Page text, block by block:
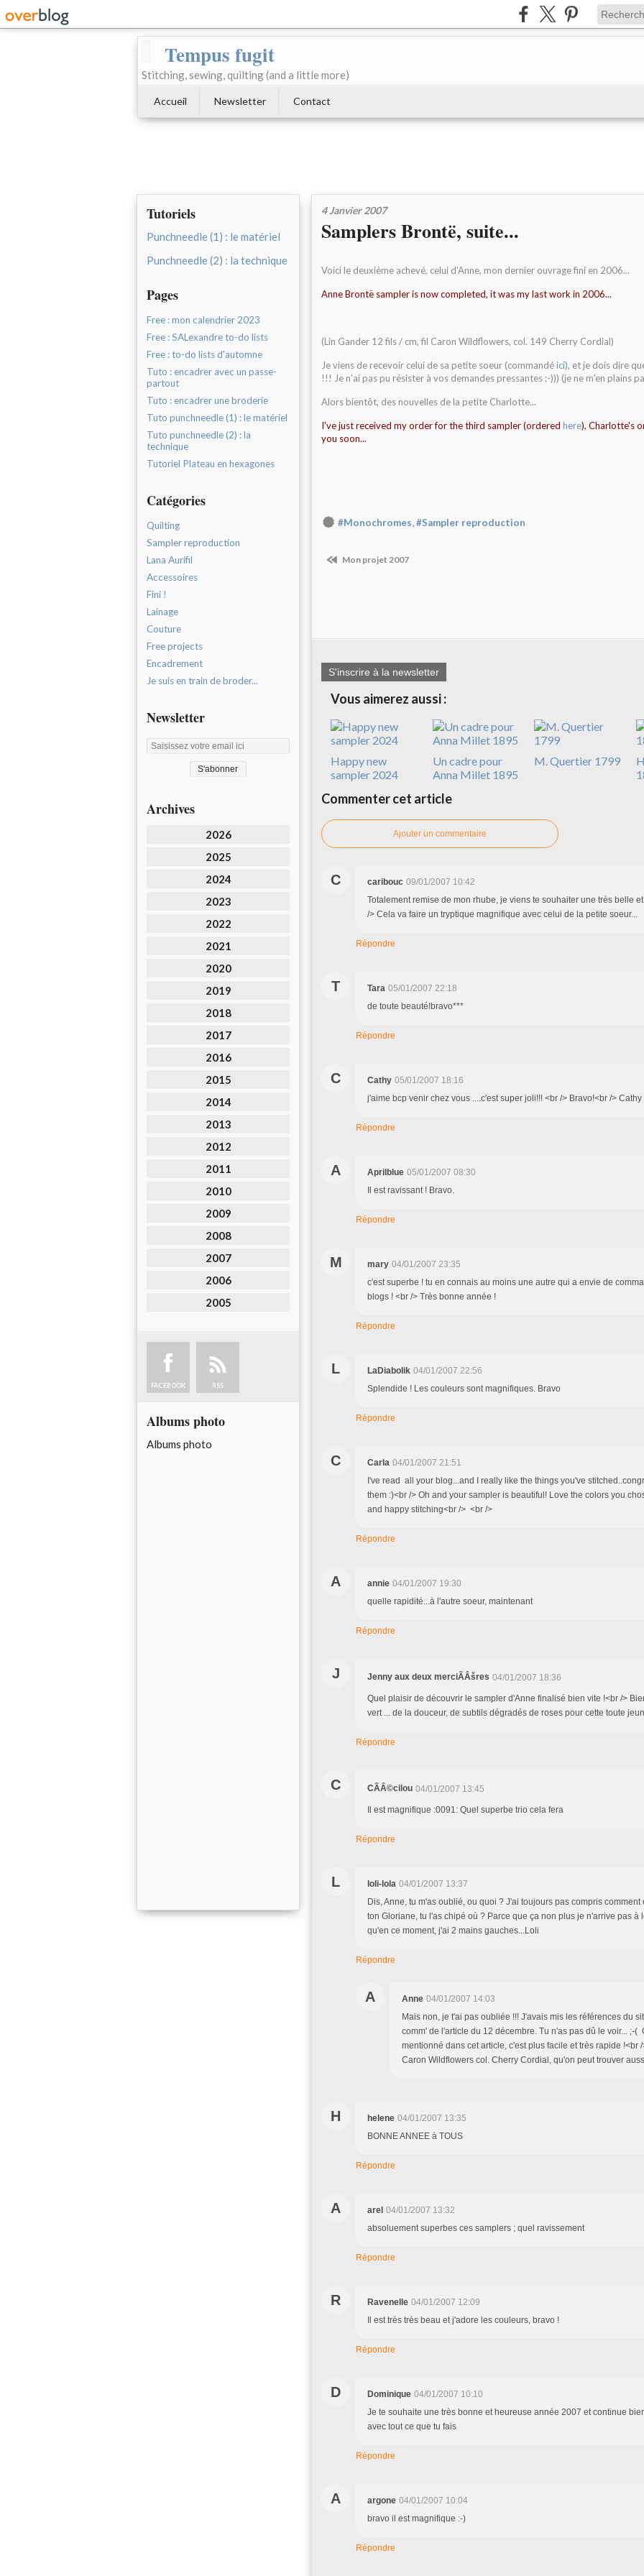
Tempus fugit
Stitching, sewing, quilting (and a little more)
Accueil Newsletter Contact
Tutoriels
Punchneedle (1) : le matériel
Punchneedle (2) : la technique
Pages
Free : mon calendrier 2023
Free : SALexandre to-do lists
Free : to-do lists d'automne
Tuto : encadrer avec un passe-
partout
Tuto : encadrer une broderie
Tuto punchneedle (1) : le matériel
Tuto punchneedle (2) : la
technique
Tutoriel Plateau en hexagones
Catégories
Quilting
Sampler reproduction
Lana Aurifil
Accessoires
Fini !
Lainage
Couture
Free projects
Encadrement
Je suis en train de broder...
Newsletter
Archives
2026
2025
2024
2023
2022
2021
2020
2019
2018
2017
2016
2015
2014
2013
2012
2011
2010
2009
2008
2007
2006
2005
FACEBOOK RSS
Albums photo
Albums photo
4 Janvier 2007
Samplers Brontë, suite...
Voici le deuxième achevé, celui d'Anne, mon dernier ouvrage fini en 2006...
Anne Brontë sampler is now completed, it was my last work in 2006...
(Lin Gander 12 fils / cm, fil Caron Wildflowers, col. 149 Cherry Cordial)
Je viens de recevoir celui de sa petite soeur (commandéici), et je dois dire
!!! Je n'ai pas pu résister à vos demandes pressantes ;-))) (je ne m'en plains
Alors bientôt, des nouvelles de la petite Charlotte...
I've just received my order for the third sampler (ordered here), Charlotte's
you soon...
#Monochromes,#Sampler reproduction
Mon projet 2007
S'inscrire à la newsletter
Vous aimerez aussi :
Happy new
sampler 2024
Un cadre pour
Anna Millet 1895
M. Quertier 1799
Commenter cet article
Ajouter un commentaire
C caribouc 09/01/2007 10:42
Totalement remise de mon rhube, je viens te souhaiter une très belle
/> Cela va faire un tryptique magnifique avec celui de la petite soeur...
Répondre
T Tara 05/01/2007 22:18
de toute beauté!bravo***
Répondre
C Cathy 05/01/2007 18:16
j'aime bcp venir chez vous ....c'est super joli!!! <br /> Bravo!<br /> Cathy
Répondre
A Aprilblue 05/01/2007 08:30
Il est ravissant ! Bravo.
Répondre
M mary 04/01/2007 23:35
c'est superbe ! tu en connais au moins une autre qui a envie de
blogs ! <br /> Très bonne année !
Répondre
L LaDiabolik 04/01/2007 22:56
Splendide ! Les couleurs sont magnifiques. Bravo
Répondre
C Carla 04/01/2007 21:51
I've read all your blog...and I really like the things you've
them :)<br /> Oh and your sampler is beautiful! Love the colors you
and happy stitching<br /> <br />
Répondre
A annie 04/01/2007 19:30
quelle rapidité...à l'autre soeur, maintenant
Répondre
J Jenny aux deux merciÃÂšres 04/01/2007 18:36
Quel plaisir de découvrir le sampler d'Anne finalisé bien vite !<br />
vert ... de la douceur, de subtils dégradés de roses pour cette toute
Répondre
C CÃÂ©cilou 04/01/2007 13:45
Il est magnifique :0091: Quel superbe trio cela fera
Répondre
L loli-lola 04/01/2007 13:37
Dis, Anne, tu m'as oublié, ou quoi ? J'ai toujours pas compris comment
ton Gloriane, tu l'as chipé où ? Parce que ça non plus je n'arrive pas à
qu'en ce moment, j'ai 2 mains gauches...Loli
Répondre
A Anne 04/01/2007 14:03
Mais non, je t'ai pas oubliée !!! J'avais mis les références du
comm' de l'article du 12 décembre. Tu n'as pas dû le voir... ;-(
mentionné dans cet article, c'est plus facile et très rapide !<br
Caron Wildflowers col. Cherry Cordial, qu'on peut trouver
H helene 04/01/2007 13:35
BONNE ANNEE à TOUS
Répondre
A arel 04/01/2007 13:32
absoluement superbes ces samplers ; quel ravissement
Répondre
R Ravenelle 04/01/2007 12:09
Il est très très beau et j'adore les couleurs, bravo !
Répondre
D Dominique 04/01/2007 10:10
Je te souhaite une très bonne et heureuse année 2007 et continue
avec tout ce que tu fais
Répondre
A argone 04/01/2007 10:04
bravo il est magnifique :-)
Répondre